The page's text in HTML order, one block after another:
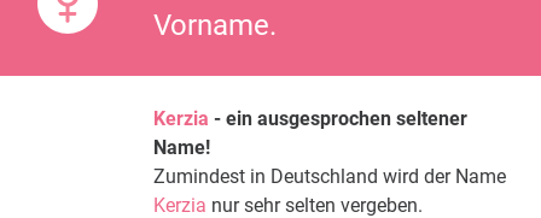
Vorname.
Kerzia - ein ausgesprochen seltener
Name!
Zumindest in Deutschland wird der Name
Kerzia nur sehr selten vergeben.